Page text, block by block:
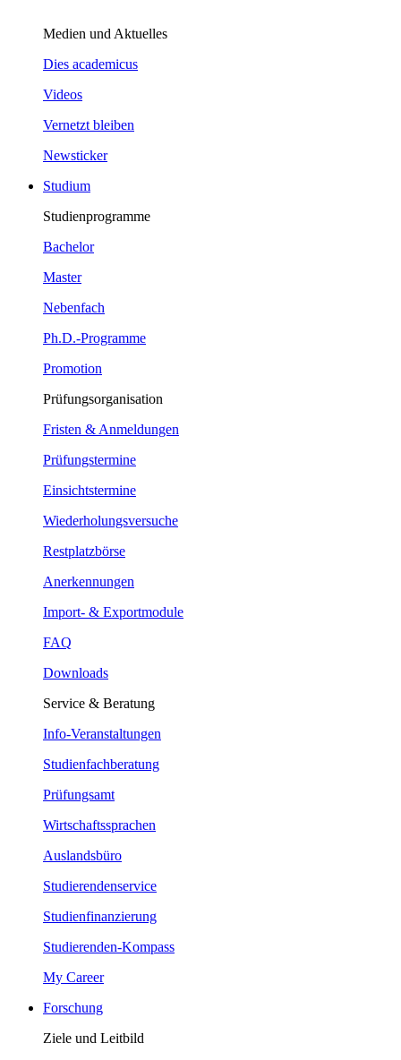
Medien und Aktuelles
Dies academicus
Videos
Vernetzt bleiben
Newsticker
Studium
Studienprogramme
Bachelor
Master
Nebenfach
Ph.D.-Programme
Promotion
Prüfungsorganisation
Fristen & Anmeldungen
Prüfungstermine
Einsichtstermine
Wiederholungsversuche
Restplatzbörse
Anerkennungen
Import- & Exportmodule
FAQ
Downloads
Service & Beratung
Info-Veranstaltungen
Studienfachberatung
Prüfungsamt
Wirtschaftssprachen
Auslandsbüro
Studierendenservice
Studienfinanzierung
Studierenden-Kompass
My Career
Forschung
Ziele und Leitbild